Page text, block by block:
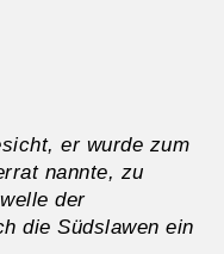
er wurde zum
nannte, zu
der
die Südslawen ein